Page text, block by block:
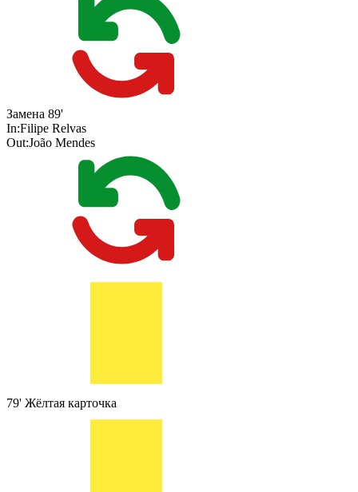
Замена 89'
In:Filipe Relvas
Out:João Mendes
79' Жёлтая карточка